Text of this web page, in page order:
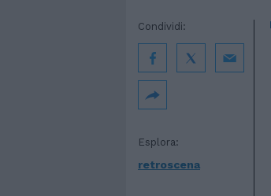
Esplora:
retroscena
Condividi: